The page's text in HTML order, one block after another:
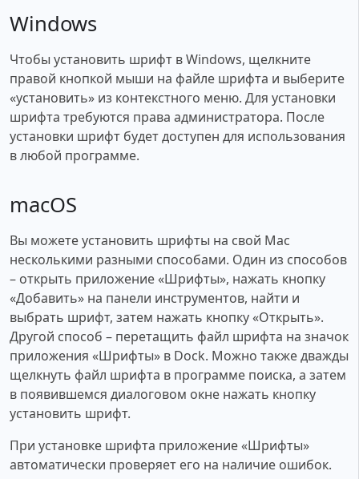
Windows
Чтобы установить шрифт в Windows, щелкните
правой кнопкой мыши на файле шрифта и выберите
«установить» из контекстного меню. Для установки
шрифта требуются права администратора. После
установки шрифт будет доступен для использования
в любой программе.
macOS
Вы можете установить шрифты на свой Mac
несколькими разными способами. Один из способов
– открыть приложение «Шрифты», нажать кнопку
«Добавить» на панели инструментов, найти и
выбрать шрифт, затем нажать кнопку «Открыть».
Другой способ – перетащить файл шрифта на значок
приложения «Шрифты» в Dock. Можно также дважды
щелкнуть файл шрифта в программе поиска, а затем
в появившемся диалоговом окне нажать кнопку
установить шрифт.
При установке шрифта приложение «Шрифты»
автоматически проверяет его на наличие ошибок.